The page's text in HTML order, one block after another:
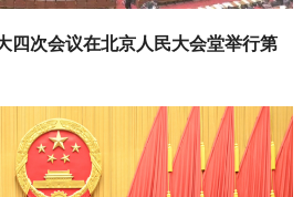
四次会议在北京人民大会堂举行第